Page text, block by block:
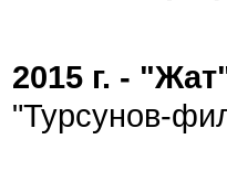
2015 г. -
"Турсунов-